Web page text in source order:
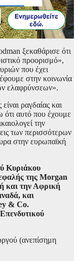
ξεκαθάρισε ότι
προορισμό»,
που έχει
στην κοινωνία
ελαφρύνσεων».
ραγδαίας και
αυτό που έχουμε
την
των περισσότερων
στην ευρωπαϊκή
Κυριάκου
της Morgan
και την Αφρική
και
& Co.
(ανεπίσημη